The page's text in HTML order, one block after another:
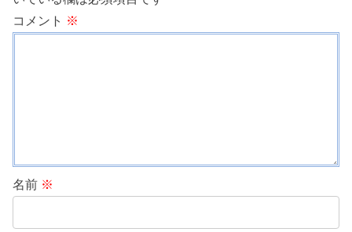
コメント ※
名前 ※